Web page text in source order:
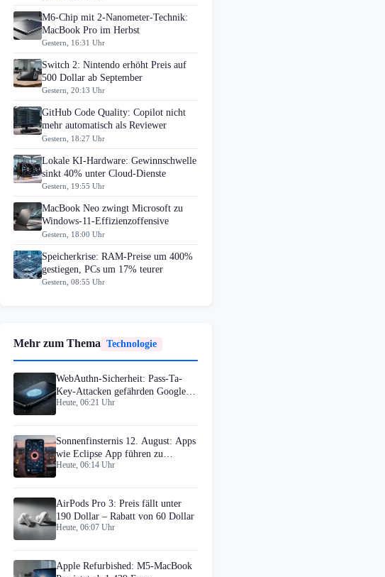
M6-Chip mit 2-Nanometer-Technik:
MacBook Pro im Herbst
Gestern, 16:31 Uhr
Switch 2: Nintendo erhöht Preis auf
500 Dollar ab September
Gestern, 20:13 Uhr
GitHub Code Quality: Copilot nicht
mehr automatisch als Reviewer
Gestern, 18:27 Uhr
Lokale KI-Hardware: Gewinnschwelle
sinkt 40% unter Cloud-Dienste
Gestern, 19:55 Uhr
MacBook Neo zwingt Microsoft zu
Windows-11-Effizienzoffensive
Gestern, 18:00 Uhr
Speicherkrise: RAM-Preise um 400%
gestiegen, PCs um 17% teurer
Gestern, 08:55 Uhr
Mehr zum Thema Technologie
WebAuthn-Sicherheit: Pass-Ta-
Key-Attacken gefährden Google
Password Manager
Heute, 06:21 Uhr
Sonnenfinsternis 12. August: Apps
wie Eclipse App führen zu
optimalen Standorten
Heute, 06:14 Uhr
AirPods Pro 3: Preis fällt unter
190 Dollar – Rabatt von 60 Dollar
Heute, 06:07 Uhr
Apple Refurbished: M5-MacBook